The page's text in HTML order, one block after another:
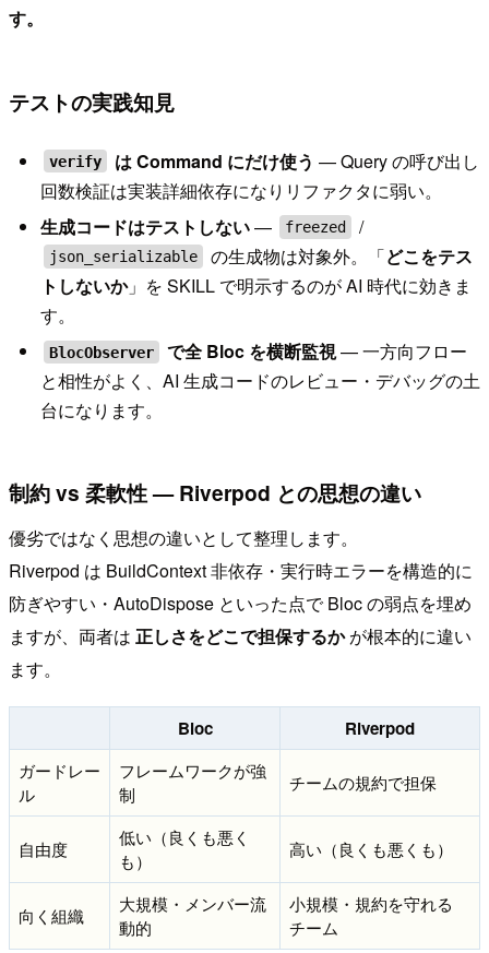
す。
テストの実践知見
verify は Command にだけ使う — Query の呼び出し
回数検証は実装詳細依存になりリファクタに弱い。
生成コードはテストしない— freezed /
json_serializable の生成物は対象外。「どこをテス
トしないか」を SKILL で明示するのが AI 時代に効きま
す。
BlocObserver で全 Bloc を横断監視— 一方向フロー
と相性がよく、AI 生成コードのレビュー・デバッグの土
台になります。
制約 vs 柔軟性 — Riverpod との思想の違い
優劣ではなく思想の違いとして整理します。
Riverpod は BuildContext 非依存・実行時エラーを構造的に
防ぎやすい・AutoDispose といった点で Bloc の弱点を埋め
ますが、両者は 正しさをどこで担保するかが根本的に違い
ます。
Bloc Riverpod
ガードレー
ル
フレームワークが強
制
チームの規約で担保
自由度
低い（良くも悪く
も）
高い（良くも悪くも）
向く組織
大規模・メンバー流
動的
小規模・規約を守れる
チーム